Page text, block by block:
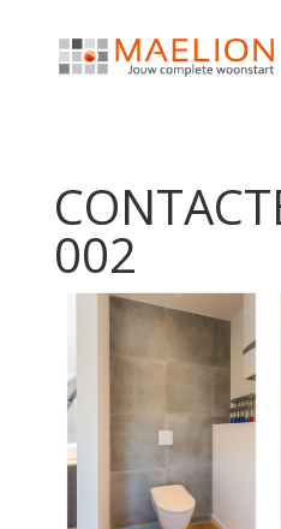
002